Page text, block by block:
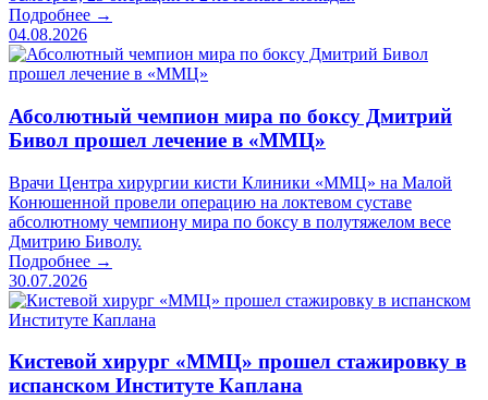
Подробнее →
04.08.2026
Абсолютный чемпион мира по боксу Дмитрий
Бивол прошел лечение в «ММЦ»
Врачи Центра хирургии кисти Клиники «ММЦ» на Малой
Конюшенной провели операцию на локтевом суставе
абсолютному чемпиону мира по боксу в полутяжелом весе
Дмитрию Биволу.
Подробнее →
30.07.2026
Кистевой хирург «ММЦ» прошел стажировку в
испанском Институте Каплана